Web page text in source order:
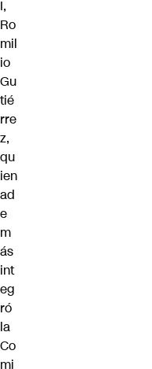
I,
Ro
mil
io
Gu
tié
rre
z,
qu
ien
ad
e
m
ás
int
eg
ró
la
Co
mi